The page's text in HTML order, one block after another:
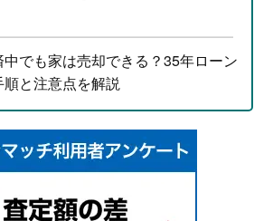
でも家は売却できる？35年ローン
と注意点を解説